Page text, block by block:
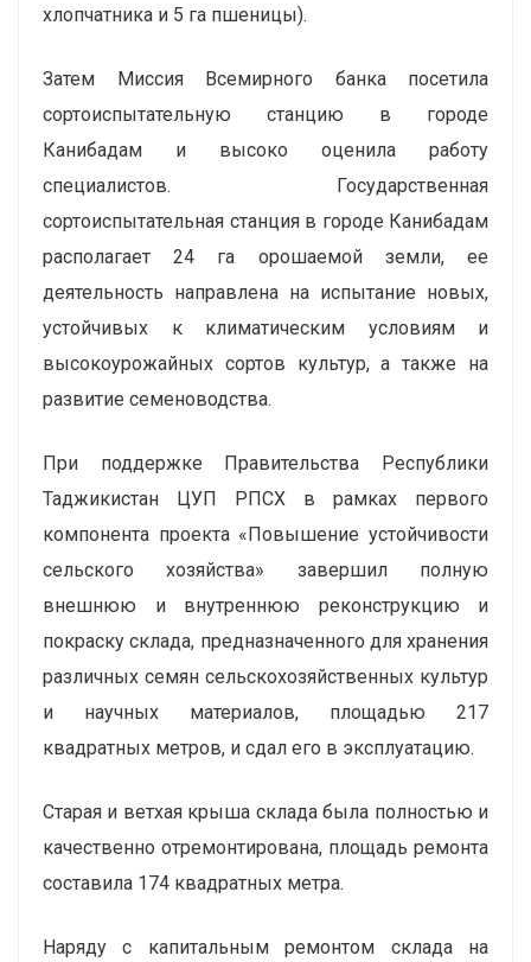
хлопчатника и 5 га пшеницы).
Затем Миссия Всемирного банка посетила
сортоиспытательную станцию в городе
Канибадам и высоко оценила работу
специалистов. Государственная
сортоиспытательная станция в городе Канибадам
располагает 24 га орошаемой земли, ее
деятельность направлена на испытание новых,
устойчивых к климатическим условиям и
высокоурожайных сортов культур, а также на
развитие семеноводства.
При поддержке Правительства Республики
Таджикистан ЦУП РПСХ в рамках первого
компонента проекта «Повышение устойчивости
сельского хозяйства» завершил полную
внешнюю и внутреннюю реконструкцию и
покраску склада, предназначенного для хранения
различных семян сельскохозяйственных культур
и научных материалов, площадью 217
квадратных метров, и сдал его в эксплуатацию.
Старая и ветхая крыша склада была полностью и
качественно отремонтирована, площадь ремонта
составила 174 квадратных метра.
Наряду с капитальным ремонтом склада на